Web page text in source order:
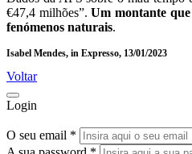
€47,4 milhões”.Um montante
fenómenos naturais.
Isabel Mendes, in Expresso, 13/01/2023
Voltar
Login
O seu email *